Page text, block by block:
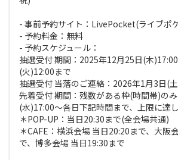
- 事前予約サイト：LivePocket(ライブポ
- 予約料金：無料
- 予約スケジュール：
抽選受付 期間：2025年12月25日(木
(火)12:00まで
抽選受付 当落のご連絡：2026年1月3日(
先着受付 期間：残数がある枠(時間帯)の
(水)17:00〜各日下記時間まで、上限に達
＊POP-UP：当日20:30まで(全会場共通)
＊CAFE：横浜会場 当日20:20まで、大阪
で、博多会場 当日19:30まで